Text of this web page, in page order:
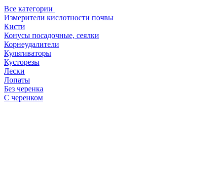
Все категории
Измерители кислотности почвы
Кисти
Конусы посадочные, сеялки
Корнеудалители
Культиваторы
Кусторезы
Лески
Лопаты
Без черенка
С черенком